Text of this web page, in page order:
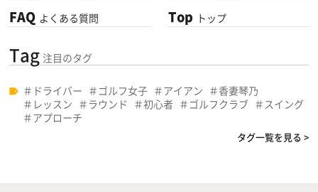
FAQ よくある質問 Top トップ
Tag 注目のタグ
ドライバー ゴルフ女子 アイアン
香妻琴乃
レッスン
ラウンド 初心者 ゴルフクラブ
スイング
アプローチ
タグ一覧を見る >